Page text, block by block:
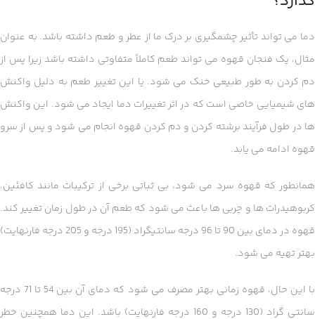
دما می تواند تأثیر چشمگیری بر درک ما از عطر و طعم داشته باشد. به عنوان
مثال، یک فنجان قهوه می تواند طعم کاملاً متفاوتی داشته باشد زیرا پس از
دم کردن به طور طبیعی خنک می شود. یا این تغییر طعم به دلیل واکنش
های شیمیایی خاصی است که در اثر تغییرات دما ایجاد می شود. این واکنش
ها در طول فرآیند برشته کردن و دم کردن قهوه انجام می شود و پس از سرو
قهوه ادامه می یابد.
همانطور که قهوه سرد می شود، بی ثباتی برخی از ترکیبات مانند کافئین،
کربوهیدرات ها و چربی ها باعث می شود که طعم آن در طول زمان تغییر کند.
قهوه در دمای بین 90 تا 96 درجه سانتیگراد (195 درجه و 205 درجه فارنهایت)
بهتر تهیه می شود.
با این حال، قهوه زمانی بهتر مصرف می شود که دمای آن بین 54 تا 71 درجه
سانتی گراد (130 درجه و 160 درجه فارنهایت) باشد. این دما همچنین خطر